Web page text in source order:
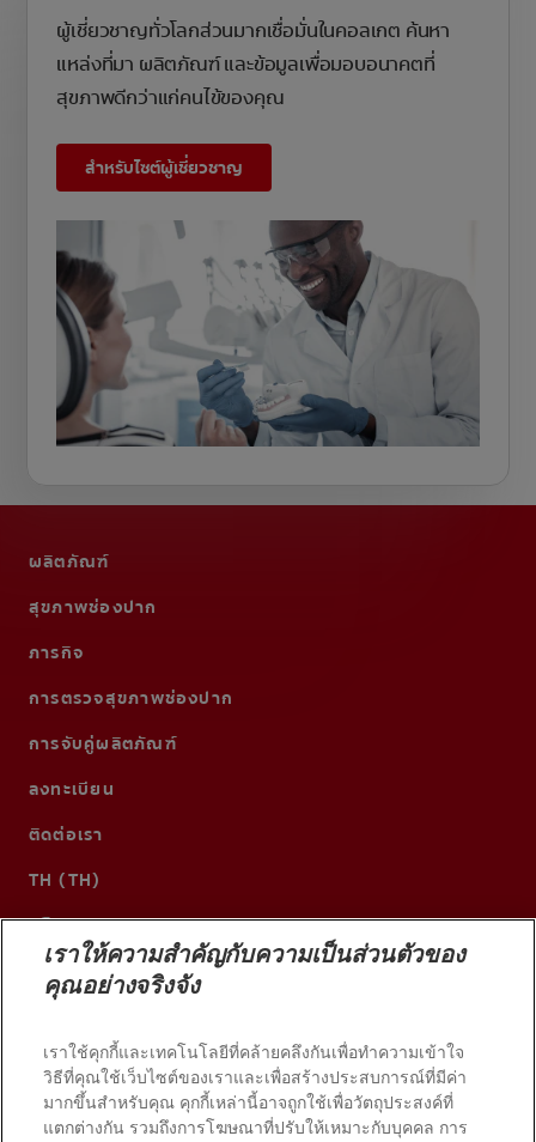
ผู้เชี่ยวชาญทั่วโลกส่วนมากเชื่อมั่นในคอลเกต ค้นหา
แหล่งที่มา ผลิตภัณฑ์ และข้อมูลเพื่อมอบอนาคตที่
สุขภาพดีกว่าแก่คนไข้ของคุณ
สำหรับไซต์ผู้เชี่ยวชาญ
ผลิตภัณฑ์
สุขภาพช่องปาก
ภารกิจ
การตรวจสุขภาพช่องปาก
การจับคู่ผลิตภัณฑ์
ลงทะเบียน
ติดต่อเรา
TH (TH)
เราให้ความสำคัญกับความเป็นส่วนตัวของ
คุณอย่างจริงจัง
เราใช้คุกกี้และเทคโนโลยีที่คล้ายคลึงกันเพื่อทำความเข้าใจ
วิธีที่คุณใช้เว็บไซต์ของเราและเพื่อสร้างประสบการณ์ที่มีค่า
มากขึ้นสำหรับคุณ คุกกี้เหล่านี้อาจถูกใช้เพื่อวัตถุประสงค์ที่
แตกต่างกัน รวมถึงการโฆษณาที่ปรับให้เหมาะกับบุคคล การ